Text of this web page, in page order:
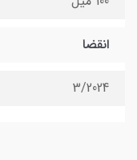
انقضا
3/2024